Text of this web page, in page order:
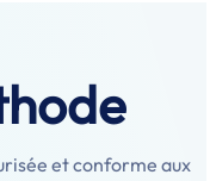
et conforme aux